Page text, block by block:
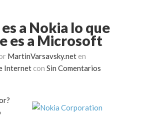
a Nokia lo que
es a Microsoft
MartinVarsavsky.net en
Internet con Sin Comentarios